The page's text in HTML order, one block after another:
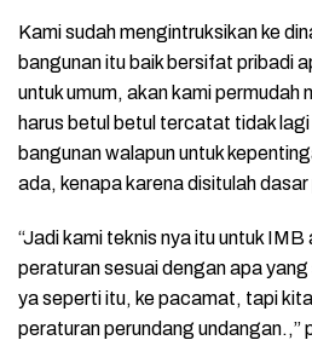
Kami sudah mengintruksikan ke
bangunan itu baik bersifat pribadi
untuk umum, akan kami permudah
harus betul betul tercatat tidak
bangunan walapun untuk
ada, kenapa karena disitulah
“Jadi kami teknis nya itu untuk
peraturan sesuai dengan apa
ya seperti itu, ke pacamat, tapi
peraturan perundang undangan.,”